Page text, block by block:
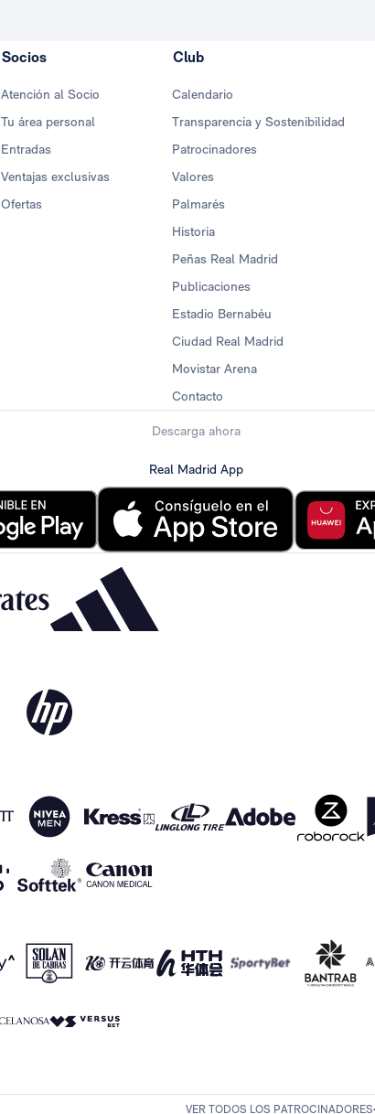
Socios
Atención al Socio
Tu área personal
Entradas
Ventajas exclusivas
Ofertas
Club
Calendario
Transparencia y Sostenibilidad
Patrocinadores
Valores
Palmarés
Historia
Peñas Real Madrid
Publicaciones
Estadio Bernabéu
Ciudad Real Madrid
Movistar Arena
Contacto
Descarga ahora
Real Madrid App
VER TODOS LOS PATROCINADORES